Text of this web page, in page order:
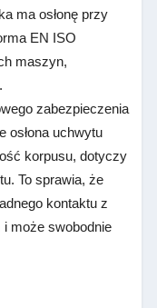
ma osłonę przy
EN ISO
maszyn,
zabezpieczenia
osłona uchwytu
korpusu, dotyczy
To sprawia, że
kontaktu z
może swobodnie